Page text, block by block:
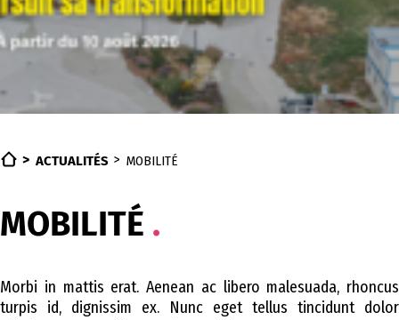
ACTUALITÉS MOBILITÉ
MOBILITÉ
Morbi in mattis erat. Aenean ac libero malesuada, rhoncus
turpis id, dignissim ex. Nunc eget tellus tincidunt dolor